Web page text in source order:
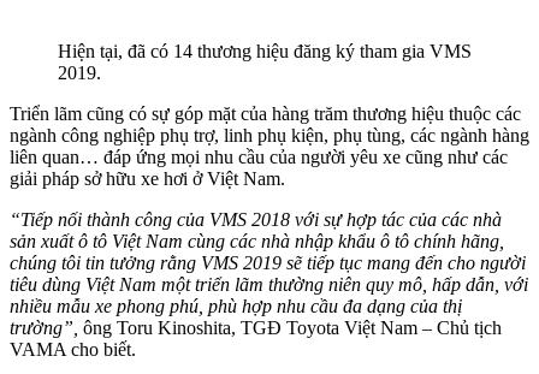
Hiện tại, đã có 14 thương hiệu đăng ký tham gia VMS
2019.
Triển lãm cũng có sự góp mặt của hàng trăm thương hiệu thuộc các
ngành công nghiệp phụ trợ, linh phụ kiện, phụ tùng, các ngành hàng
liên quan… đáp ứng mọi nhu cầu của người yêu xe cũng như các
giải pháp sở hữu xe hơi ở Việt Nam.
“Tiếp nối thành công của VMS 2018 với sự hợp tác của các nhà
sản xuất ô tô Việt Nam cùng các nhà nhập khẩu ô tô chính hãng,
chúng tôi tin tưởng rằng VMS 2019 sẽ tiếp tục mang đến cho người
tiêu dùng Việt Nam một triển lãm thường niên quy mô, hấp dẫn, với
nhiều mẫu xe phong phú, phù hợp nhu cầu đa dạng của thị
trường”, ông Toru Kinoshita, TGĐ Toyota Việt Nam – Chủ tịch
VAMA cho biết.